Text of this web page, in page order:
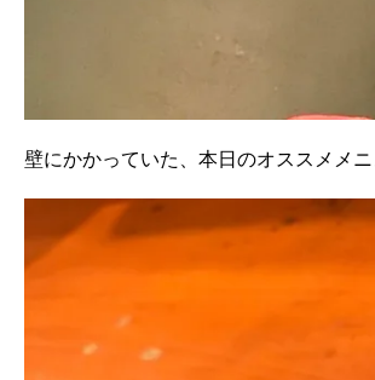
壁にかかっていた、本日のオススメメニ